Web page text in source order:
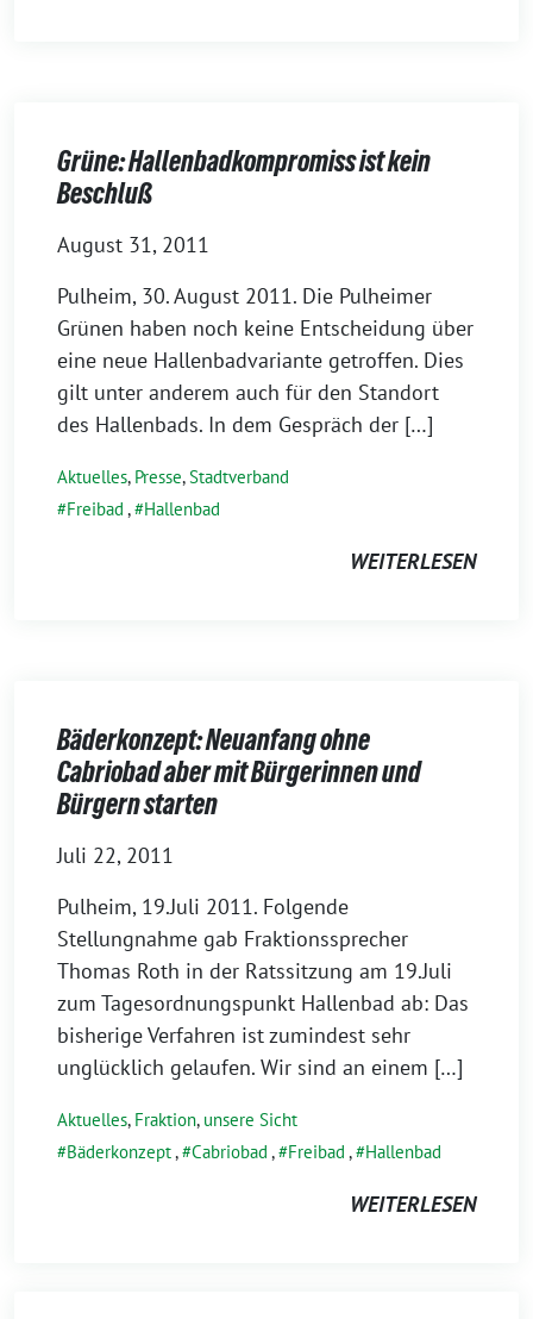
Grüne: Hallenbadkompromiss ist kein
Beschluß
August 31, 2011
Pulheim, 30. August 2011. Die Pulheimer
Grünen haben noch keine Entscheidung über
eine neue Hallenbadvariante getroffen. Dies
gilt unter anderem auch für den Standort
des Hallenbads. In dem Gespräch der […]
Aktuelles, Presse,Stadtverband
Freibad , Hallenbad
WEITERLESEN
Bäderkonzept: Neuanfang ohne
Cabriobad aber mit Bürgerinnen und
Bürgern starten
Juli 22, 2011
Pulheim, 19.Juli 2011. Folgende
Stellungnahme gab Fraktionssprecher
Thomas Roth in der Ratssitzung am 19.Juli
zum Tagesordnungspunkt Hallenbad ab: Das
bisherige Verfahren ist zumindest sehr
unglücklich gelaufen. Wir sind an einem […]
Aktuelles, Fraktion, unsere Sicht
Bäderkonzept, Cabriobad , Freibad , Hallenbad
WEITERLESEN